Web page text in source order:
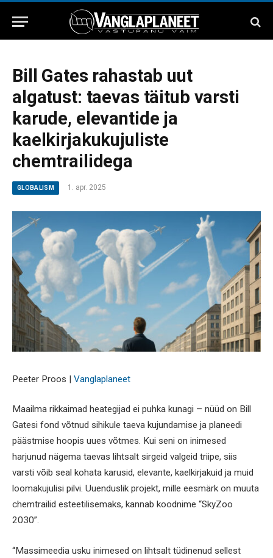
Bill Gates rahastab uut
algatust: taevas täitub varsti
karude, elevantide ja
kaelkirjakukujuliste
chemtrailidega
GLOBALISM 1. apr. 2025
Peeter Proos | Vanglaplaneet
Maailma rikkaimad heategijad ei puhka kunagi – nüüd on Bill
Gatesi fond võtnud sihikule taeva kujundamise ja planeedi
päästmise hoopis uues võtmes. Kui seni on inimesed
harjunud nägema taevas lihtsalt sirgeid valgeid triipe, siis
varsti võib seal kohata karusid, elevante, kaelkirjakuid ja muid
loomakujulisi pilvi. Uuenduslik projekt, mille eesmärk on muuta
chemtrailid esteetilisemaks, kannab koodnime “SkyZoo
2030”.
“Massimeedia usku inimesed on lihtsalt tüdinenud sellest